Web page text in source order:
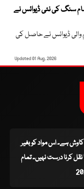
سنگ کی نئی ڈیوائس نے
والی ڈیوائس نے حاصل کی
Updated 01 Aug, 2026
کاوش ہے۔ اس مواد کو بغیر
کرنا درست نہیں۔ تمام